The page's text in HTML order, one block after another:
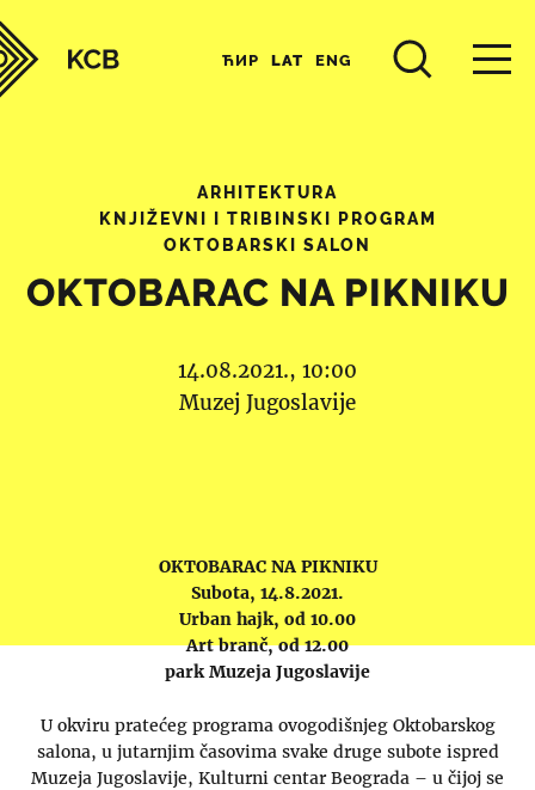
ЋИР LAT ENG
ARHITEKTURA
KNJIŽEVNI I TRIBINSKI PROGRAM
OKTOBARSKI SALON
OKTOBARAC NA PIKNIKU
14.08.2021., 10:00
Muzej Jugoslavije
OKTOBARAC NA PIKNIKU
Subota, 14.8.2021.
Urban hajk, od 10.00
Art branč, od 12.00
park Muzeja Jugoslavije
U okviru pratećeg programa ovogodišnjeg Oktobarskog
salona, u jutarnjim časovima svake druge subote ispred
Muzeja Jugoslavije, Kulturni centar Beograda – u čijoj se